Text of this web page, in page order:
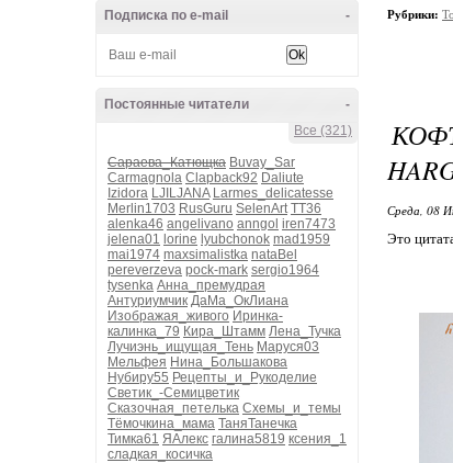
-
Подписка по e-mail
-
Постоянные читатели
Все (321)
Сараева_Катющка Buvay_Sar
Carmagnola Clapback92 Daliute
Izidora LJILJANA Larmes_delicatesse
Merlin1703 RusGuru SelenArt TT36
alenka46 angelivano anngol iren7473
jelena01 lorine lyubchonok mad1959
mai1974 maxsimalistka nataBel
pereverzeva pock-mark sergio1964
tysenka Анна_премудрая
Антуриумчик ДаМа_ОкЛиана
Изображая_живого Иринка-
калинка_79 Кира_Штамм Лена_Тучка
Лучиэнь_ищущая_Тень Маруся03
Мельфея Нина_Большакова
Нубиру55 Рецепты_и_Рукоделие
Светик_-Семицветик
Сказочная_петелька Схемы_и_темы
Тёмочкина_мама ТаняТанечка
Тимка61 ЯАлекс галина5819 ксения_1
сладкая_косичка
Рубрики:
Среда, 08
Это